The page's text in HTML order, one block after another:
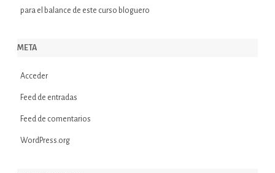
para el balance de este curso bloguero
META
Acceder
Feed de entradas
Feed de comentarios
WordPress.org